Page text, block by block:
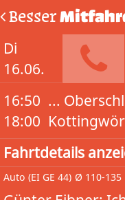
Besser
Di
16.06.
16:50
18:00
...
Fahrtdetails
Auto (EI GE 44) Ø 110-135